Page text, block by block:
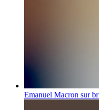
Emanuel Macron sur